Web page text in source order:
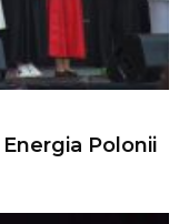
Polonii